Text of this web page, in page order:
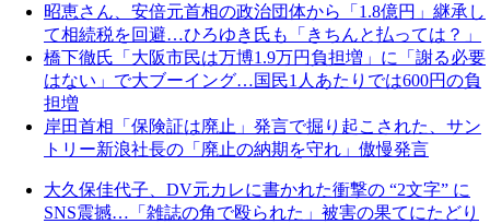
昭恵さん、安倍元首相の政治団体から「1.8億円」継承し
て相続税を回避…ひろゆき氏も「きちんと払っては？」
橋下徹氏「大阪市民は万博1.9万円負担増」に「謝る必要
はない」で大ブーイング…国民1人あたりでは600円の負
担増
岸田首相「保険証は廃止」発言で掘り起こされた、サン
トリー新浪社長の「廃止の納期を守れ」傲慢発言
大久保佳代子、DV元カレに書かれた衝撃の “2文字” に
SNS震撼…「雑誌の角で殴られた」被害の果てにたどり